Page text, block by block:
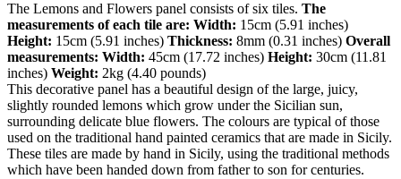
The Lemons and Flowers panel consists of six tiles. The
measurements of each tile are: Width: 15cm (5.91 inches)
Height: 15cm (5.91 inches) Thickness: 8mm (0.31 inches) Overall
measurements: Width: 45cm (17.72 inches) Height: 30cm (11.81
inches) Weight: 2kg (4.40 pounds)
This decorative panel has a beautiful design of the large, juicy,
slightly rounded lemons which grow under the Sicilian sun,
surrounding delicate blue flowers. The colours are typical of those
used on the traditional hand painted ceramics that are made in Sicily.
These tiles are made by hand in Sicily, using the traditional methods
which have been handed down from father to son for centuries.